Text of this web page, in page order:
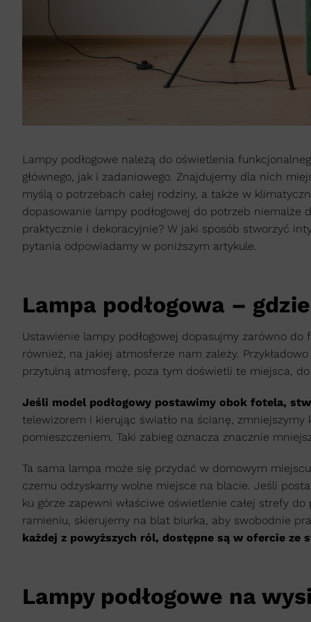
Lampy podłogowe należą do oświetlenia
głównego, jak i zadaniowego. Znajdujemy dla nich
myślą o potrzebach całej rodziny, a także w
dopasowanie lampy podłogowej do potrzeb niemalże
praktycznie i dekoracyjnie? W jaki sposób stworzyć
pytania odpowiadamy w poniższym artykule.
Lampa podłogowa –
Ustawienie lampy podłogowej dopasujmy zarówno
również, na jakiej atmosferze nam zależy.
przytulną atmosferę, poza tym doświetli te miejsca,
Jeśli model podłogowy postawimy obok fotela,
telewizorem i kierując światło na ścianę,
pomieszczeniem. Taki zabieg oznacza znacznie
Ta sama lampa może się przydać w domowym
czemu odzyskamy wolne miejsce na blacie. Jeśli
ku górze zapewni właściwe oświetlenie całej strefy
ramieniu, skierujemy na blat biurka, aby swobodnie
każdej z powyższych ról, dostępne są w ofercie ze
Lampy podłogowe na